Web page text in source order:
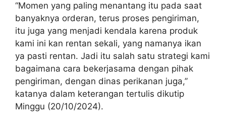
“Momen yang paling menantang itu pada saat
banyaknya orderan, terus proses pengiriman,
itu juga yang menjadi kendala karena produk
kami ini kan rentan sekali, yang namanya ikan
ya pasti rentan. Jadi itu salah satu strategi kami
bagaimana cara bekerjasama dengan pihak
pengiriman, dengan dinas perikanan juga,”
katanya dalam keterangan tertulis dikutip
Minggu (20/10/2024).